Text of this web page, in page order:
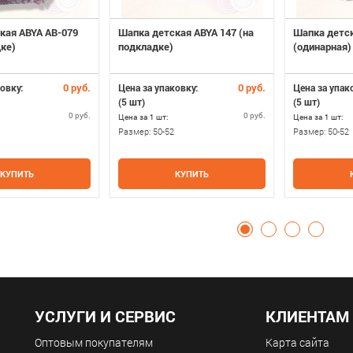
ABYA AB-079
0 руб.
0 руб.
КУПИТЬ
Шапка детская ABYA 147 (на
подкладке)
Цена за упаковку: 0 руб.
(5 шт)
Цена за 1 шт: 0 руб.
Размер: 50-52
КУПИТЬ
Шапка
(одинарная)
Цена за
(5 шт)
Цена за 1 шт:
Размер: 50-52
УСЛУГИ И СЕРВИС
Оптовым покупателям
КЛИЕНТАМ
Карта сайта